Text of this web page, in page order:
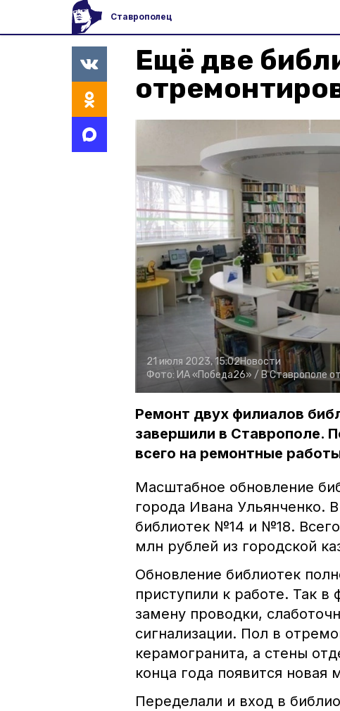
Ставрополец
Ещё две
21 июля 2023, 15:02Новости
Фото: ИА «Победа26» / В Ставрополе
Ремонт двух филиалов
завершили в Ставрополе.
всего на ремонтные
Масштабное обновление
города Ивана Ульянченко.
библиотек №14 и №18.
млн рублей из городской
Обновление библиотек
приступили к работе. Так
замену проводки,
сигнализации. Пол в
керамогранита, а стены
конца года появится новая
Переделали и вход в